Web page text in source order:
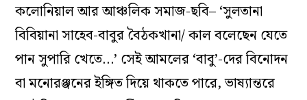
কলোনিয়াল আর আঞ্চলিক সমাজ-ছবি– ‘সুলতানা
বিবিয়ানা সাহেব-বাবুর বৈঠকখানা/ কাল বলেছেন যেতে
পান সুপারি খেতে…’ সেই আমলের ‘বাবু’-দের বিনোদন
বা মনোরঞ্জনের ইঙ্গিত দিয়ে থাকতে পারে, ভাষ্যান্তরে